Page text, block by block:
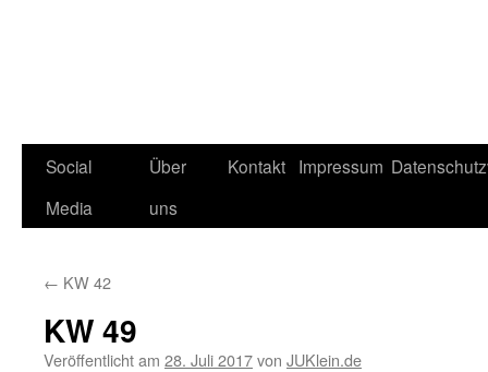
Social
Media
Über
uns
Kontakt Impressum
← KW 42
KW 49
Veröffentlicht am 28. Juli 2017von JUKlein.de